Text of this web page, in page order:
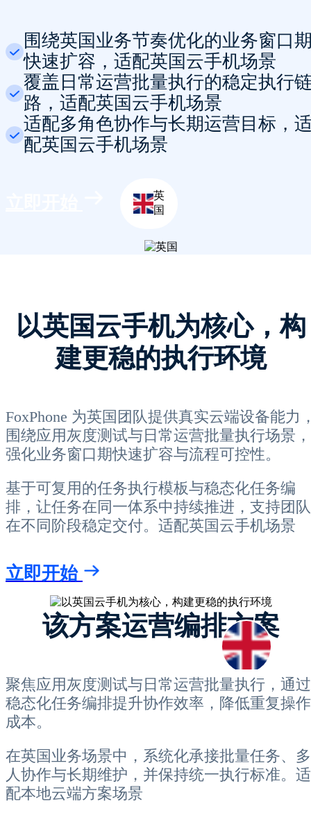
围绕英国业务节奏优化的业务窗口
快速扩容，适配英国云手机场景
覆盖日常运营批量执行的稳定执行
路，适配英国云手机场景
适配多角色协作与长期运营目标，
配英国云手机场景
英
国
以英国云手机为核心，构
建更稳的执行环境
FoxPhone 为英国团队提供真实云端设备能力
围绕应用灰度测试与日常运营批量执行场景，
强化业务窗口期快速扩容与流程可控性。
基于可复用的任务执行模板与稳态化任务编
排，让任务在同一体系中持续推进，支持团队
在不同阶段稳定交付。适配英国云手机场景
立即开始
该方案运营编排方案
聚焦应用灰度测试与日常运营批量执行，通过
稳态化任务编排提升协作效率，降低重复操作
成本。
在英国业务场景中，系统化承接批量任务、多
人协作与长期维护，并保持统一执行标准。适
配本地云端方案场景